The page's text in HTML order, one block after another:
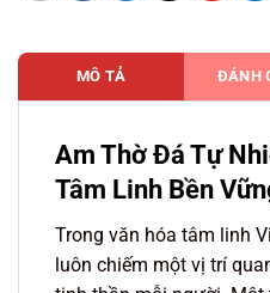
MÔ TẢ ĐÁNH
Am Thờ Đá Tự
Tâm Linh Bền
Trong văn hóa tâm linh
luôn chiếm một vị trí